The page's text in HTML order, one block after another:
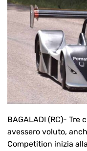
BAGALADI (RC)-
avessero voluto,
Competition inizia